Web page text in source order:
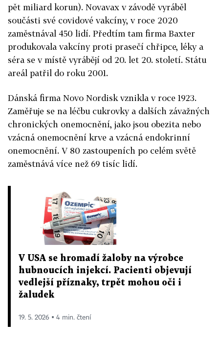
pět miliard korun). Novavax v závodě vyráběl
součásti své covidové vakcíny, v roce 2020
zaměstnával 450 lidí. Předtím tam firma Baxter
produkovala vakcíny proti prasečí chřipce, léky a
séra se v místě vyrábějí od 20. let 20. století. Státu
areál patřil do roku 2001.
Dánská firma Novo Nordisk vznikla v roce 1923.
Zaměřuje se na léčbu cukrovky a dalších závažných
chronických onemocnění, jako jsou obezita nebo
vzácná onemocnění krve a vzácná endokrinní
onemocnění. V 80 zastoupeních po celém světě
zaměstnává více než 69 tisíc lidí.
V USA se hromadí žaloby na výrobce
hubnoucích injekcí. Pacienti objevují
vedlejší příznaky, trpět mohou oči i
žaludek
19. 5. 2026 ▪ 4 min. čtení